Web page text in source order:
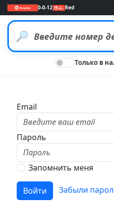
0-0-12 Red
Только в
Email
Пароль
Запомнить меня
Войти Забыли